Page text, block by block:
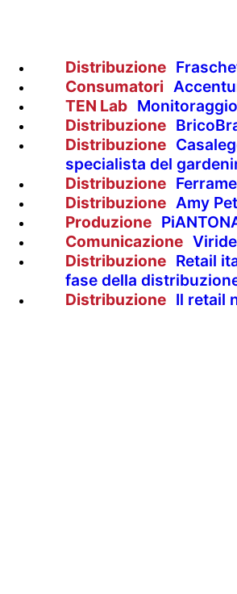
Distribuzione
Consumatori
TEN Lab
Distribuzione
Distribuzione
specialista del
Distribuzione
Distribuzione Amy
Produzione
Comunicazione
Distribuzione Retail
fase della
Distribuzione Il retail